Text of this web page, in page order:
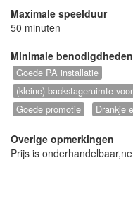
Maximale speelduur
50 minuten
Minimale
Goede PA installatie
(kleine) backstageruimte
Goede promotie
Drankje
Overige opmerkingen
Prijs is